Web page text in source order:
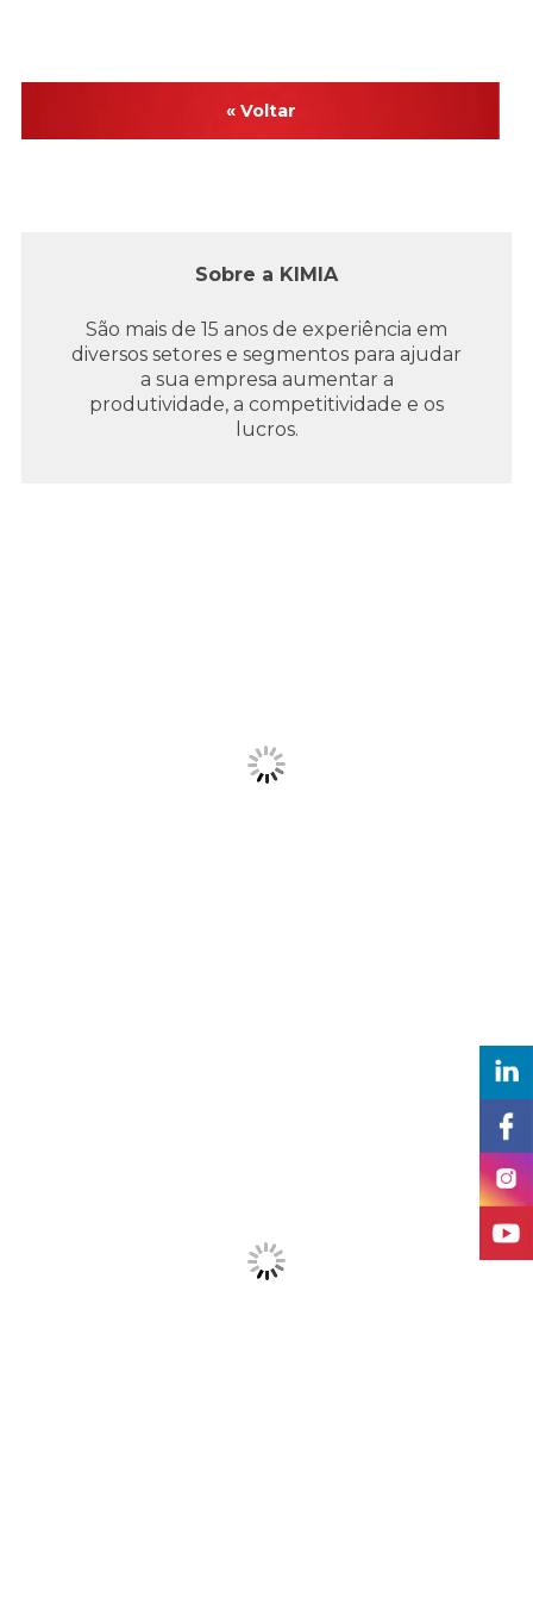
« Voltar
Sobre a KIMIA
São mais de 15 anos de experiência em
diversos setores e segmentos para ajudar
a sua empresa aumentar a
produtividade, a competitividade e os
lucros.